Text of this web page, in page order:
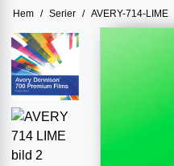
Hem / Serier / AVERY-714-LIME